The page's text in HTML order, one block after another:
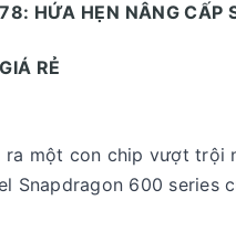
HỨA HẸN NÂNG CẤP
RẺ
một con chip vượt trội
Snapdragon 600 series